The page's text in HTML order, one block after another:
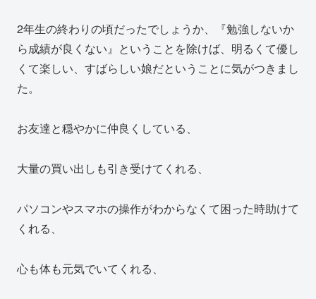
2年生の終わりの頃だったでしょうか、『勉強しないか
ら成績が良くない』ということを除けば、明るくて優し
くて楽しい、すばらしい娘だということに気がつきまし
た。
お友達と穏やかに仲良くしている、
大量の買い出しも引き受けてくれる、
パソコンやスマホの操作がわからなくて困った時助けて
くれる、
心も体も元気でいてくれる、